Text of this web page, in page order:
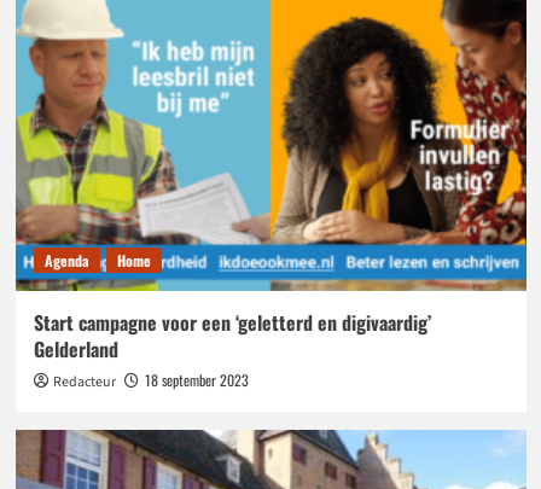
Agenda Home
Start campagne voor een ‘geletterd en digivaardig’
Gelderland
Redacteur 18 september 2023